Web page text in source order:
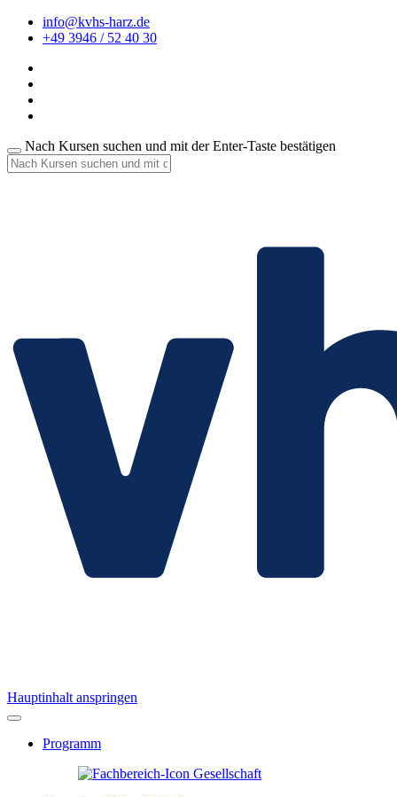
info@kvhs-harz.de
+49 3946 / 52 40 30
Nach Kursen suchen und mit der Enter-Taste bestätigen
Hauptinhalt anspringen
Programm